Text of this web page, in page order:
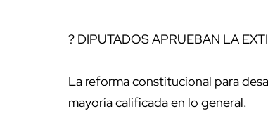
? DIPUTADOS APRUEBAN LA
La reforma constitucional para
mayoría calificada en lo general.